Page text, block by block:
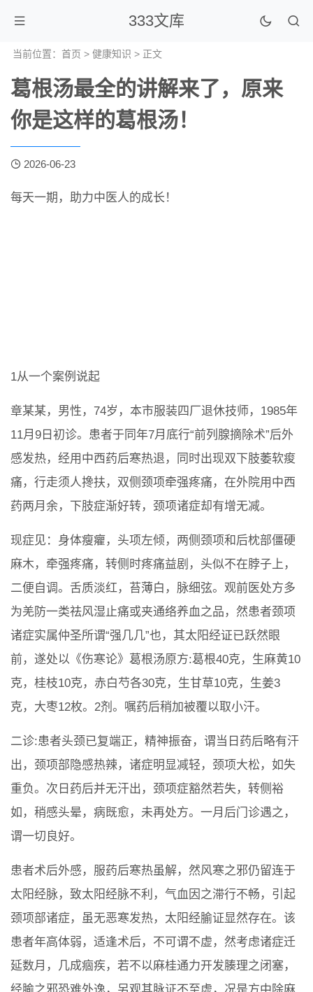
333文库
当前位置： 首页 > 健康知识 > 正文
葛根汤最全的讲解来了，原来
你是这样的葛根汤！
2026-06-23
每天一期，助力中医人的成长！
1从一个案例说起
章某某，男性，74岁，本市服装四厂退休技师，1985年
11月9日初诊。患者于同年7月底行“前列腺摘除术”后外
感发热，经用中西药后寒热退，同时出现双下肢萎软痠
痛，行走须人搀扶，双侧颈项牵强疼痛，在外院用中西
药两月余，下肢症渐好转，颈项诸症却有增无减。
现症见：身体瘦癯，头项左倾，两侧颈项和后枕部僵硬
麻木，牵强疼痛，转侧时疼痛益剧，头似不在脖子上，
二便自调。舌质淡红，苔薄白，脉细弦。观前医处方多
为羌防一类祛风湿止痛或夹通络养血之品，然患者颈项
诸症实属仲圣所谓“强几几”也，其太阳经证已跃然眼
前，遂处以《伤寒论》葛根汤原方:葛根40克，生麻黄10
克，桂枝10克，赤白芍各30克，生甘草10克，生姜3
克，大枣12枚。2剂。嘱药后稍加被覆以取小汗。
二诊:患者头颈已复端正，精神振奋，谓当日药后略有汗
出，颈项部隐感热辣，诸症明显减轻，颈项大松，如失
重负。次日药后并无汗出，颈项症豁然若失，转侧裕
如，稍感头晕，病既愈，未再处方。一月后门诊遇之，
谓一切良好。
患者术后外感，服药后寒热虽解，然风寒之邪仍留连于
太阳经脉，致太阳经脉不利，气血因之滞行不畅，引起
颈项部诸症，虽无恶寒发热，太阳经腧证显然存在。该
患者年高体弱，适逢术后，不可谓不虚，然考虑诸症迁
延数月，几成痼疾，若不以麻桂通力开发腠理之闭塞，